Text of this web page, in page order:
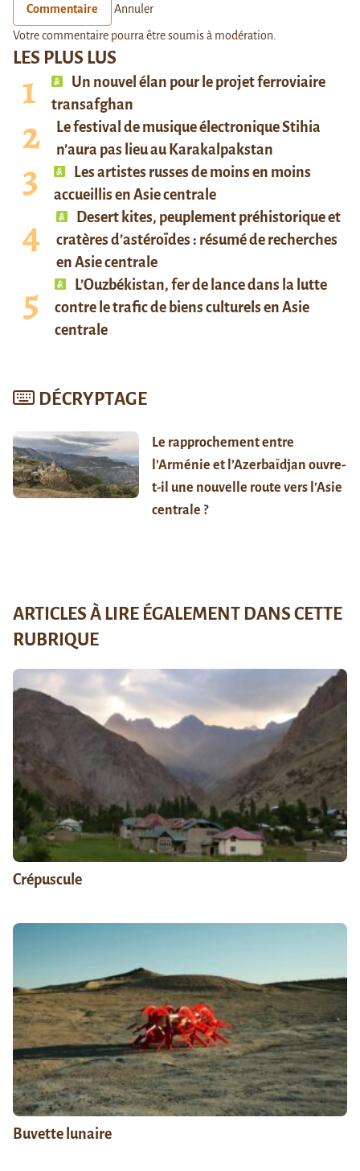
LES PLUS LUS
Un nouvel élan pour le projet ferroviaire
transafghan
Le festival de musique électronique Stihia
n’aura pas lieu au Karakalpakstan
Les artistes russes de moins en moins
accueillis en Asie centrale
Desert kites, peuplement préhistorique et
cratères d’astéroïdes : résumé de recherches
en Asie centrale
L’Ouzbékistan, fer de lance dans la lutte
contre le trafic de biens culturels en Asie
centrale
DÉCRYPTAGE
Le rapprochement entre
l’Arménie et l’Azerbaïdjan ouvre-
t-il une nouvelle route vers l’Asie
centrale ?
Commentaire Annuler
Votre commentaire pourra être soumis à modération.
ARTICLES À LIRE ÉGALEMENT DANS CETTE
RUBRIQUE
Crépuscule
Buvette lunaire